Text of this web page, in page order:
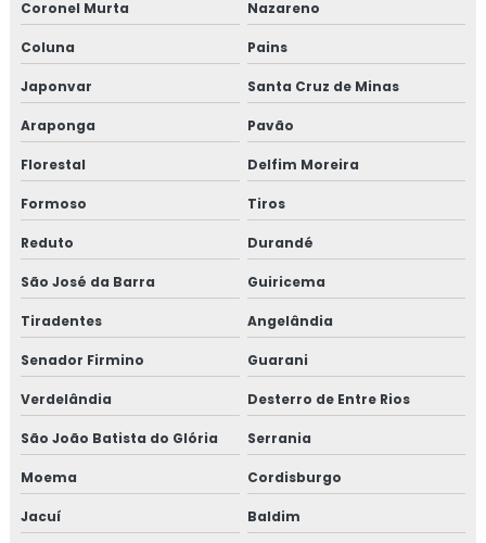
Coronel Murta Nazareno
Coluna Pains
Japonvar Santa Cruz de Minas
Araponga Pavão
Florestal Delfim Moreira
Formoso Tiros
Reduto Durandé
São José da Barra Guiricema
Tiradentes Angelândia
Senador Firmino Guarani
Verdelândia Desterro de Entre Rios
São João Batista do Glória Serrania
Moema Cordisburgo
Jacuí Baldim